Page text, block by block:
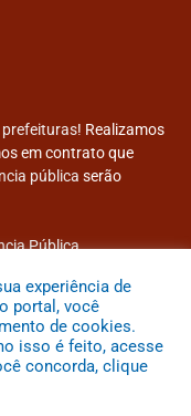
! Realizamos
em contrato que
pública serão
Pública
de Congonhinhas
experiência de
portal, você
de cookies.
isso é feito, acesse
concorda, clique